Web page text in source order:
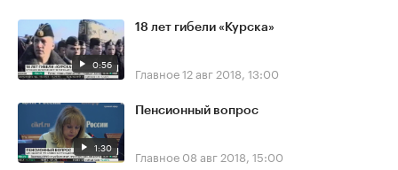
0:56
18 лет гибели «Курска»
Главное12 авг 2018, 13:00
1:30
Пенсионный вопрос
Главное 08 авг 2018, 15:00